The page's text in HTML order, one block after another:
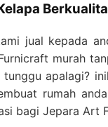
jual kepada
murah
apalagi?
rumah
bagi Jepara Art